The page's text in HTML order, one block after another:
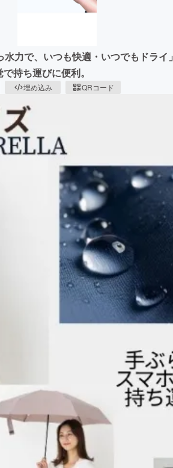
力で、いつも快適・いつでもドライ」
持ち運びに便利。
埋め込み QRコード